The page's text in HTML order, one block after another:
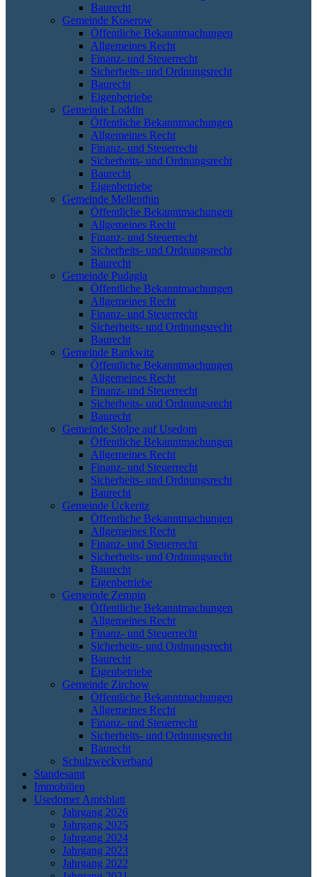
Baurecht
Gemeinde Koserow
Öffentliche Bekanntmachungen
Allgemeines Recht
Finanz- und Steuerrecht
Sicherheits- und Ordnungsrecht
Baurecht
Eigenbetriebe
Gemeinde Loddin
Öffentliche Bekanntmachungen
Allgemeines Recht
Finanz- und Steuerrecht
Sicherheits- und Ordnungsrecht
Baurecht
Eigenbetriebe
Gemeinde Mellenthin
Öffentliche Bekanntmachungen
Allgemeines Recht
Finanz- und Steuerrecht
Sicherheits- und Ordnungsrecht
Baurecht
Gemeinde Pudagla
Öffentliche Bekanntmachungen
Allgemeines Recht
Finanz- und Steuerrecht
Sicherheits- und Ordnungsrecht
Baurecht
Gemeinde Rankwitz
Öffentliche Bekanntmachungen
Allgemeines Recht
Finanz- und Steuerrecht
Sicherheits- und Ordnungsrecht
Baurecht
Gemeinde Stolpe auf Usedom
Öffentliche Bekanntmachungen
Allgemeines Recht
Finanz- und Steuerrecht
Sicherheits- und Ordnungsrecht
Baurecht
Gemeinde Ückeritz
Öffentliche Bekanntmachungen
Allgemeines Recht
Finanz- und Steuerrecht
Sicherheits- und Ordnungsrecht
Baurecht
Eigenbetriebe
Gemeinde Zempin
Öffentliche Bekanntmachungen
Allgemeines Recht
Finanz- und Steuerrecht
Sicherheits- und Ordnungsrecht
Baurecht
Eigenbetriebe
Gemeinde Zirchow
Öffentliche Bekanntmachungen
Allgemeines Recht
Finanz- und Steuerrecht
Sicherheits- und Ordnungsrecht
Baurecht
Schulzweckverband
Standesamt
Immobilien
Usedomer Amtsblatt
Jahrgang 2026
Jahrgang 2025
Jahrgang 2024
Jahrgang 2023
Jahrgang 2022